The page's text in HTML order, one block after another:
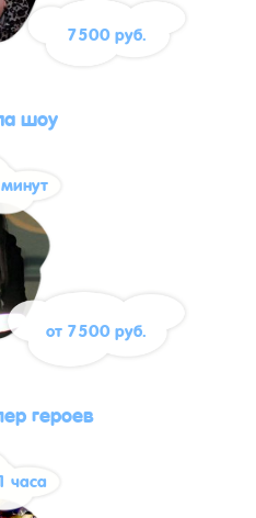
7500 руб.
шоу
от 7500 руб.
героев
часа